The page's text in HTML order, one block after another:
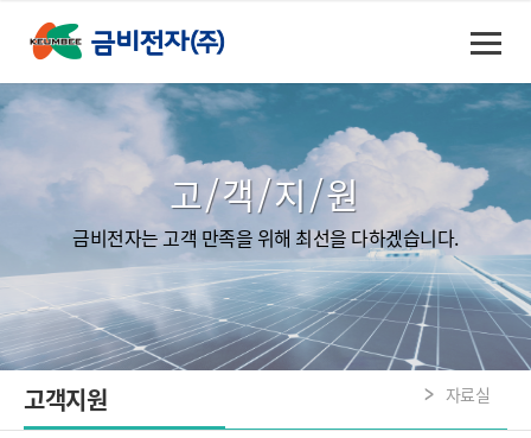
고/객/지/원
금비전자는 고객 만족을 위해 최선을 다하겠습니다.
고객지원 자료실